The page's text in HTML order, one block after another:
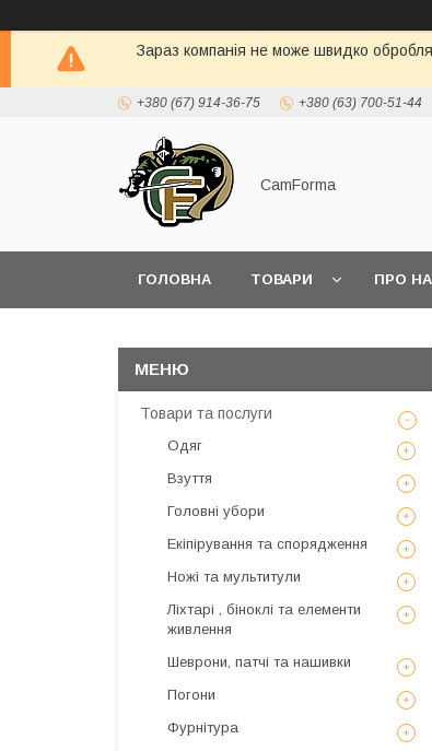
Зараз компанія не може швидко
+380 (67) 914-36-75 +380 (63) 700-51-44
CamForma
ГОЛОВНА ТОВАРИ ПРО
Товари та послуги
Одяг
Взуття
Головні убори
Екіпірування та спорядження
Ножі та мультитули
Ліхтарі , біноклі та елементи
живлення
Шеврони, патчі та нашивки
Погони
Фурнітура